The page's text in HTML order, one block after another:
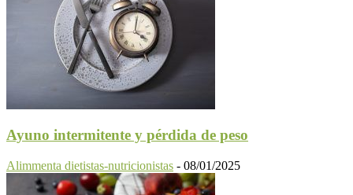
Ayuno intermitente y pérdida de peso
Alimmenta dietistas-nutricionistas - 08/01/2025